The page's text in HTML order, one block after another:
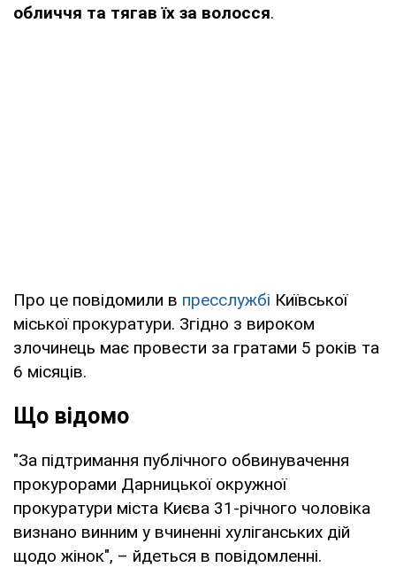
обличчя та тягав їх за волосся.
Про це повідомили в пресслужбі Київської
міської прокуратури. Згідно з вироком
злочинець має провести за гратами 5 років та
6 місяців.
Що відомо
"За підтримання публічного обвинувачення
прокурорами Дарницької окружної
прокуратури міста Києва 31-річного чоловіка
визнано винним у вчиненні хуліганських дій
щодо жінок", – йдеться в повідомленні.